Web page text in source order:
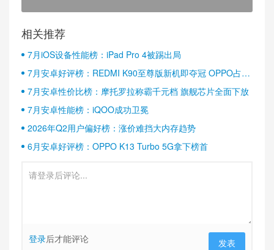
相关推荐
7月iOS设备性能榜：iPad Pro 4被踢出局
7月安卓好评榜：REDMI K90至尊版新机即夺冠 OPPO占据
半壁江山
7月安卓性价比榜：摩托罗拉称霸千元档 旗舰芯片全面下放
7月安卓性能榜：iQOO成功卫冕
2026年Q2用户偏好榜：涨价难挡大内存趋势
6月安卓好评榜：OPPO K13 Turbo 5G拿下榜首
登录后才能评论 发表